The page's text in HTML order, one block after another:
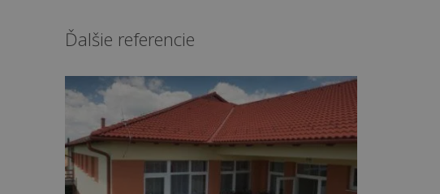
Ďalšie referencie